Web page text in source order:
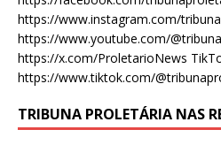
https://www.instagram.com/
https://www.youtube.com/
https://x.com/ProletarioNews
https://www.tiktok.com/
TRIBUNA PROLETÁRIA NAS